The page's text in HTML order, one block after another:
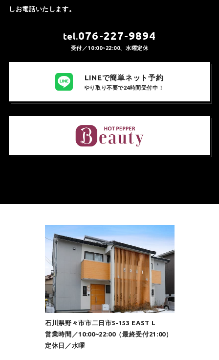
しお電話いたします。
tel.076-227-9894
受付／10:00~22:00、水曜定休
LINEで簡単ネット予約
やり取り不要で24時間受付中！
石川県野々市市二日市5-153 EAST L
営業時間／10:00~22:00（最終受付21:00）
定休日／水曜